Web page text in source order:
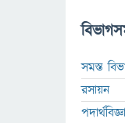
সমস্ত
রসায়ন